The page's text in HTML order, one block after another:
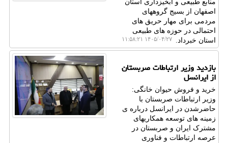
منابع طبیعی و آبخیزداری استان
اصفهان از بسیج گروههای
مردمی برای مهار حریق های
احتمالی در حوزه های طبیعی
استان خبرداد.
۱۴۰۵/۰۴/۲۷ ۱۱:۵۸:۲۱
بازدید وزیر ارتباطات صربستان
از ایرانسل
خرید و فروش حیوان خانگی:
وزیر ارتباطات صربستان با
حاضرشدن در ایرانسل درباره ی
زمینه های توسعه همکاریهای
مشترک ایران و صربستان در
عرصه ارتباطات و فناوری